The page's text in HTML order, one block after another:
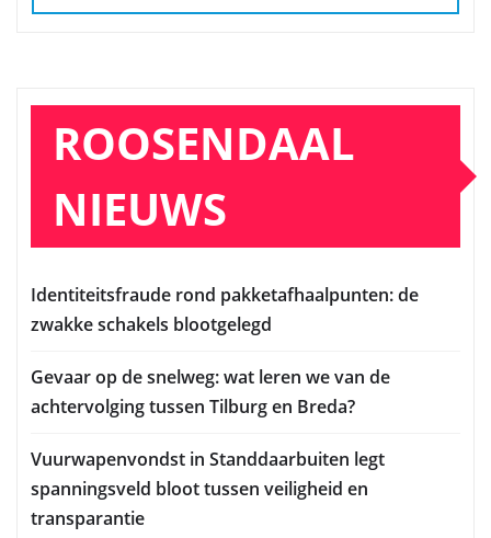
ROOSENDAAL
NIEUWS
Identiteitsfraude rond pakketafhaalpunten: de
zwakke schakels blootgelegd
Gevaar op de snelweg: wat leren we van de
achtervolging tussen Tilburg en Breda?
Vuurwapenvondst in Standdaarbuiten legt
spanningsveld bloot tussen veiligheid en
transparantie